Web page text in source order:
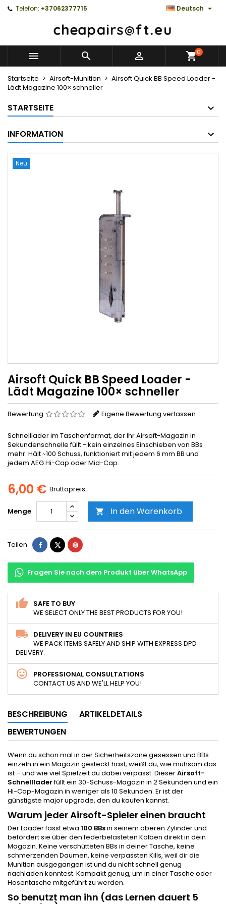
Telefon: +37062377715 Deutsch 
   0
Startseite Airsoft-Munition
Airsoft Quick BB Speed Loader -
Lädt Magazine 100× schneller
STARTSEITE
INFORMATION
Neu
Airsoft Quick BB Speed Loader -
Lädt Magazine 100× schneller
Bewertung Eigene Bewertung verfassen
Schnelllader im Taschenformat, der Ihr Airsoft-Magazin in
Sekundenschnelle füllt - kein einzelnes Einschieben von BBs
mehr. Hält ~100 Schuss, funktioniert mit jedem 6 mm BB und
jedem AEG Hi-Cap oder Mid-Cap.
6,00 € Bruttopreis
Menge  In den Warenkorb
Teilen TeilenTweetPinterest
Fragen Sie nach dem Produkt über WhatsApp
SAFE TO BUY
WE SELECT ONLY THE BEST PRODUCTS FOR YOU!
DELIVERY IN EU COUNTRIES
WE PACK ITEMS SAFELY AND SHIP WITH EXPRESS DPD
DELIVERY.
PROFESSIONAL CONSULTATIONS
CONTACT US AND WE'LL HELP YOU!
BESCHREIBUNG
ARTIKELDETAILS
BEWERTUNGEN
Wenn du schon mal in der Sicherheitszone gesessen und BBs
einzeln in ein Magazin gesteckt hast, weißt du, wie mühsam das
ist – und wie viel Spielzeit du dabei verpasst. DieserAirsoft-
Schnellladerfüllt ein 30-Schuss-Magazin in 2 Sekunden und ein
Hi-Cap-Magazin in weniger als 10 Sekunden. Er ist der
günstigste major upgrade, den du kaufen kannst.
Warum jeder Airsoft-Spieler einen braucht
Der Loader fasst etwa 100 BBsin seinem oberen Zylinder und
befördert sie über den federbelasteten Kolben direkt in dein
Magazin. Keine verschütteten BBs in deiner Tasche, keine
schmerzenden Daumen, keine verpassten Kills, weil dir die
Munition ausgegangen ist und du nicht schnell genug
nachladen konntest. Kompakt genug, um in einer Tasche oder
Hosentasche mitgeführt zu werden.
So benutzt man ihn (das Lernen dauert 5